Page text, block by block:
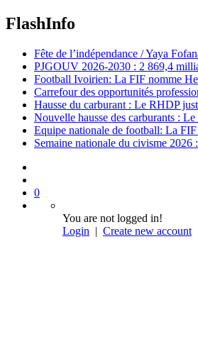
FlashInfo
Fête de l’indépendance / Yaya
PJGOUV 2026-2030 : 2 869,4
Football Ivoirien: La FIF nomme
Carrefour des opportunités
Hausse du carburant : Le RHDP
Nouvelle hausse des carburants :
Equipe nationale de football: La FIF
Semaine nationale du civisme 2026
0
You are not logged in!
Login | Create new account